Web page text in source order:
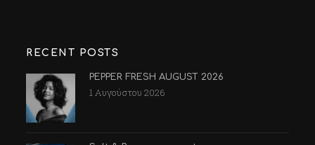
RECENT POSTS
PEPPER FRESH AUGUST 2026
1 Αυγούστου 2026